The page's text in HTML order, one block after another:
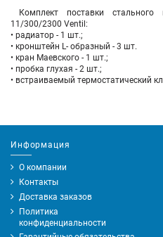
Комплект поставки стального
11/300/2300 Ventil:
• радиатор - 1 шт.;
• кронштейн L- образный - 3 шт.
• кран Маевского - 1 шт.;
• пробка глухая - 2 шт.;
• встраиваемый термостатический
Информация
О компании
Контакты
Доставка заказов
Политика
конфиденциальности